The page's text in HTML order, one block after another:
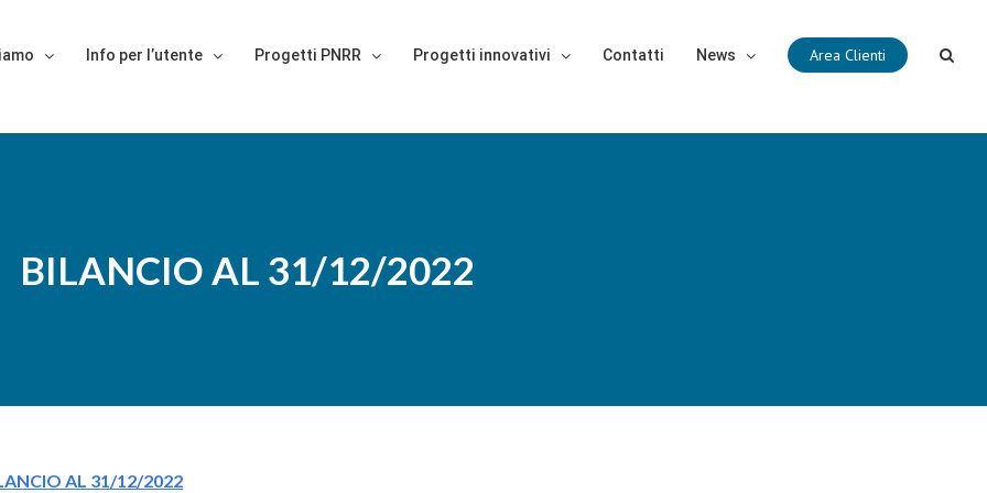
Info per l’utente Progetti PNRR Progetti innovativi Contatti News Area Clienti
BILANCIO AL 31/12/2022
AL 31/12/2022